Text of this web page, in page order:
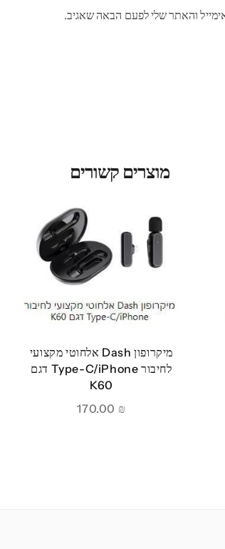
והאתר שלי לפעם הבאה שאגיב.
מוצרים קשורים
מיקרופון Dash אלחוטי מקצועי
לחיבור Type-C/iPhone דגם
K60
₪